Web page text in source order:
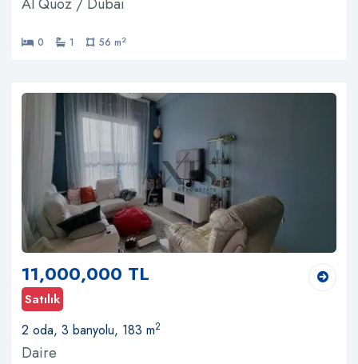
Al Quoz / Dubai
0 1 56 m2
11,000,000 TL
Satılık
2 oda, 3 banyolu, 183 m2
Daire